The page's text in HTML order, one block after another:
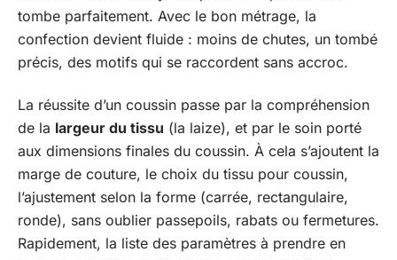
tombe parfaitement. Avec le bon métrage, la
confection devient fluide : moins de chutes, un tombé
précis, des motifs qui se raccordent sans accroc.
La réussite d’un coussin passe par la compréhension
de la largeur du tissu (la laize), et par le soin porté
aux dimensions finales du coussin. À cela s’ajoutent la
marge de couture, le choix du tissu pour coussin,
l’ajustement selon la forme (carrée, rectangulaire,
ronde), sans oublier passepoils, rabats ou fermetures.
Rapidement, la liste des paramètres à prendre en